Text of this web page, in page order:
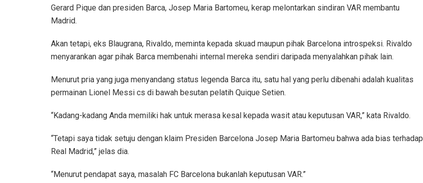
Gerard Pique dan presiden Barca, Josep Maria Bartomeu, kerap melontarkan sindiran VAR membantu
Madrid.
Akan tetapi, eks Blaugrana, Rivaldo, meminta kepada skuad maupun pihak Barcelona introspeksi. Rivaldo
menyarankan agar pihak Barca membenahi internal mereka sendiri daripada menyalahkan pihak lain.
Menurut pria yang juga menyandang status legenda Barca itu, satu hal yang perlu dibenahi adalah kualitas
permainan Lionel Messi cs di bawah besutan pelatih Quique Setien.
“Kadang-kadang Anda memiliki hak untuk merasa kesal kepada wasit atau keputusan VAR,” kata Rivaldo.
“Tetapi saya tidak setuju dengan klaim Presiden Barcelona Josep Maria Bartomeu bahwa ada bias terhadap
Real Madrid,” jelas dia.
“Menurut pendapat saya, masalah FC Barcelona bukanlah keputusan VAR.”